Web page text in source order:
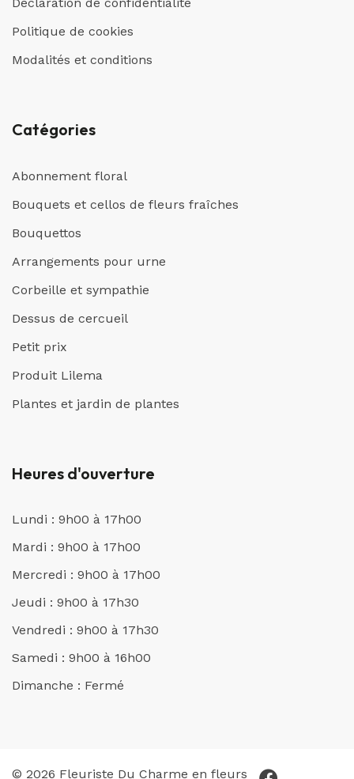
Politique de cookies
Modalités et conditions
Catégories
Abonnement floral
Bouquets et cellos de fleurs fraîches
Bouquettos
Arrangements pour urne
Corbeille et sympathie
Dessus de cercueil
Petit prix
Produit Lilema
Plantes et jardin de plantes
Heures d'ouverture
Lundi : 9h00 à 17h00
Mardi : 9h00 à 17h00
Mercredi : 9h00 à 17h00
Jeudi : 9h00 à 17h30
Vendredi : 9h00 à 17h30
Samedi : 9h00 à 16h00
Dimanche : Fermé
© 2026 Fleuriste Du Charme en fleurs